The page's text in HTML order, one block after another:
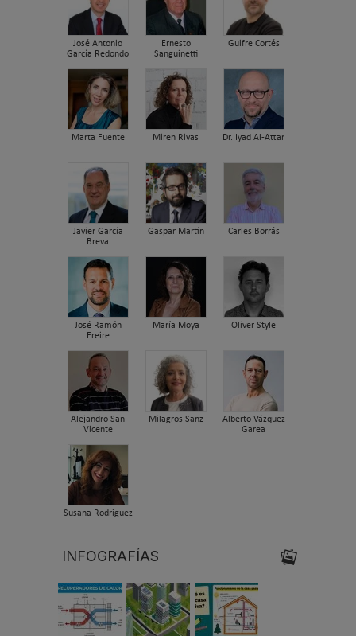
José Antonio
García Redondo
Ernesto
Sanguinetti
Guifre Cortés
Marta Fuente Miren Rivas Dr. Iyad Al-Attar
Javier García
Breva
Gaspar Martín Carles Borrás
José Ramón
Freire
María Moya Oliver Style
Alejandro San
Vicente
Milagros Sanz
Alberto Vázquez
Garea
Susana Rodriguez
INFOGRAFÍAS